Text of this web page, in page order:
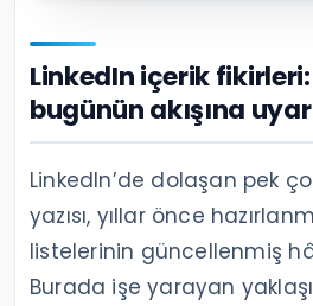
LinkedIn içerik
bugünün akışına
LinkedIn’de dolaşan pek
yazısı, yıllar önce
listelerinin güncellenmiş
Burada işe yarayan